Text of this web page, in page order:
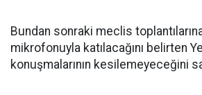
Bundan sonraki meclis
mikrofonuyla katılacağını belirten
konuşmalarının kesilemeyeceğini